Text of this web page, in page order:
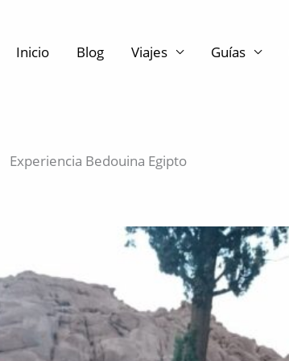
Inicio Blog Viajes Guías
Experiencia Bedouina Egipto